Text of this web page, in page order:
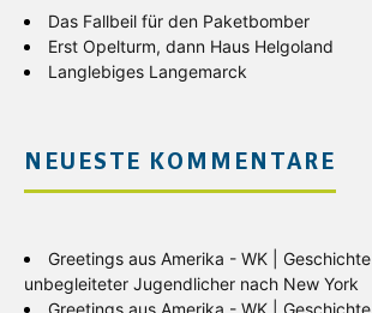
Das Fallbeil für den Paketbomber
Erst Opelturm, dann Haus Helgoland
Langlebiges Langemarck
NEUESTE KOMMENTARE
Greetings aus Amerika - WK | Geschichte
unbegleiteter Jugendlicher nach New York